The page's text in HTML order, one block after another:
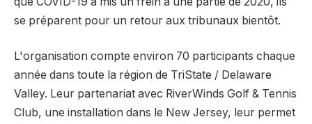
se préparent pour un retour aux tribunaux bientôt.
L'organisation compte environ 70 participants chaque
année dans toute la région de TriState / Delaware
Valley. Leur partenariat avec RiverWinds Golf & Tennis
Club, une installation dans le New Jersey, leur permet